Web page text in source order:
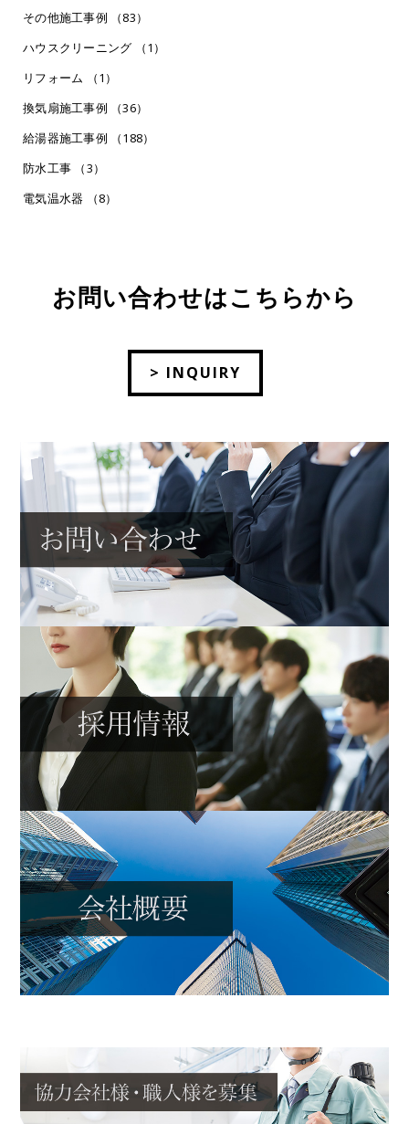
その他施工事例 （83）
ハウスクリーニング （1）
リフォーム （1）
換気扇施工事例 （36）
給湯器施工事例 （188）
防水工事 （3）
電気温水器 （8）
お問い合わせはこちらから
> INQUIRY